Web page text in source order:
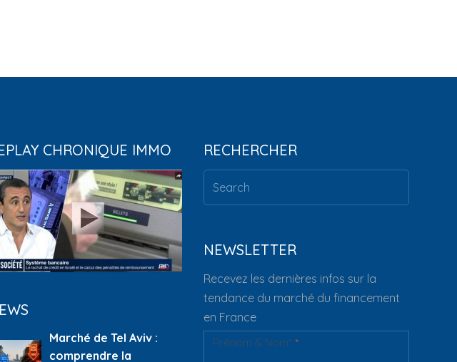
CHRONIQUE IMMO
Marché de Tel Aviv :
comprendre la
RECHERCHER
NEWSLETTER
Recevez les dernières infos sur la
tendance du marché du financement
en France
Newsletter
Prénom & Nom**